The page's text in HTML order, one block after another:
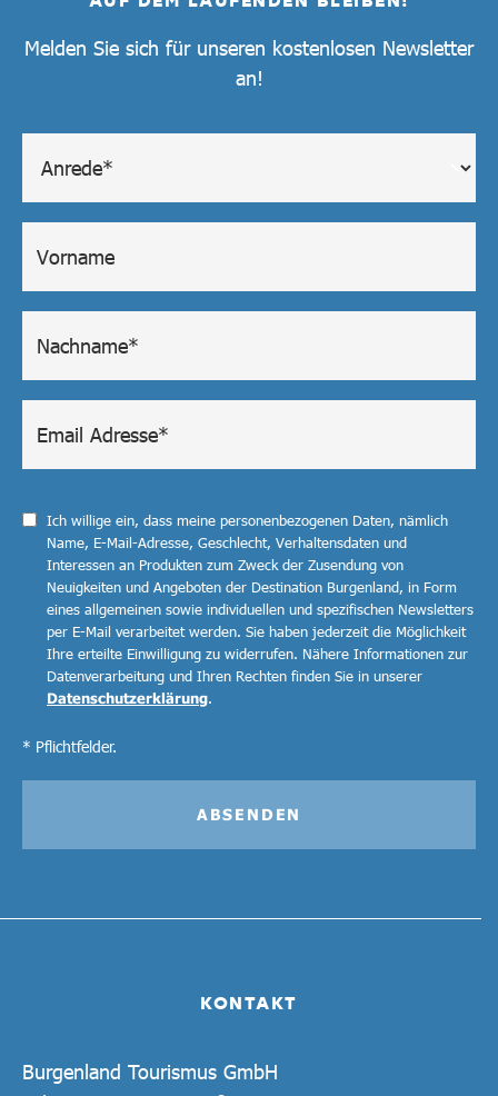
KONTAKT
Burgenland Tourismus GmbH
Melden Sie sich für unseren kostenlosen Newsletter
an!
Ich willige ein, dass meine personenbezogenen Daten, nämlich
Name, E-Mail-Adresse, Geschlecht, Verhaltensdaten und
Interessen an Produkten zum Zweck der Zusendung von
Neuigkeiten und Angeboten der Destination Burgenland, in Form
eines allgemeinen sowie individuellen und spezifischen Newsletters
per E-Mail verarbeitet werden. Sie haben jederzeit die Möglichkeit
Ihre erteilte Einwilligung zu widerrufen. Nähere Informationen zur
Datenverarbeitung und Ihren Rechten finden Sie in unserer
Datenschutzerklärung.
* Pflichtfelder.
ABSENDEN